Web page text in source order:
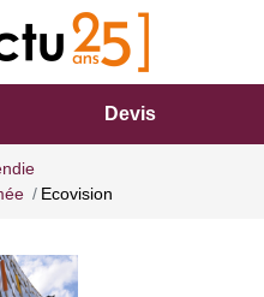
Devis
Ecovision